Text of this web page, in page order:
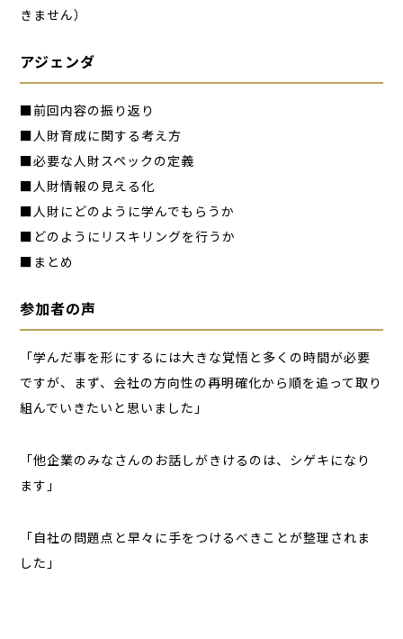
きません）
アジェンダ
■前回内容の振り返り
■人財育成に関する考え方
■必要な人財スペックの定義
■人財情報の見える化
■人財にどのように学んでもらうか
■どのようにリスキリングを行うか
■まとめ
参加者の声
「学んだ事を形にするには大きな覚悟と多くの時間が必要
ですが、まず、会社の方向性の再明確化から順を追って取り
組んでいきたいと思いました」
「他企業のみなさんのお話しがきけるのは、シゲキになり
ます」
「自社の問題点と早々に手をつけるべきことが整理されま
した」